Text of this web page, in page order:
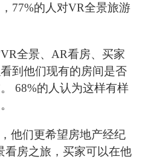
77%的人对VR全景旅游
全景、AR看房、买家
到他们现有的房间是否
68%的人认为这样有样
们更希望房地产经纪
看房之旅，买家可以在他